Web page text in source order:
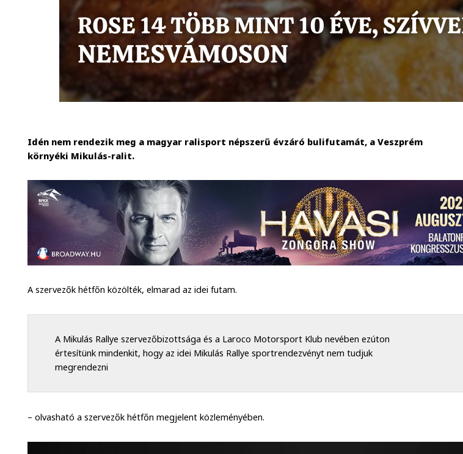
Idén nem rendezik meg a magyar ralisport népszerű évzáró bulifutamát, a Veszprém
környéki Mikulás-ralit.
A szervezők hétfőn közölték, elmarad az idei futam.
A Mikulás Rallye szervezőbizottsága és a Laroco Motorsport Klub nevében ezúton
értesítünk mindenkit, hogy az idei Mikulás Rallye sportrendezvényt nem tudjuk
megrendezni
– olvasható a szervezők hétfőn megjelent közleményében.